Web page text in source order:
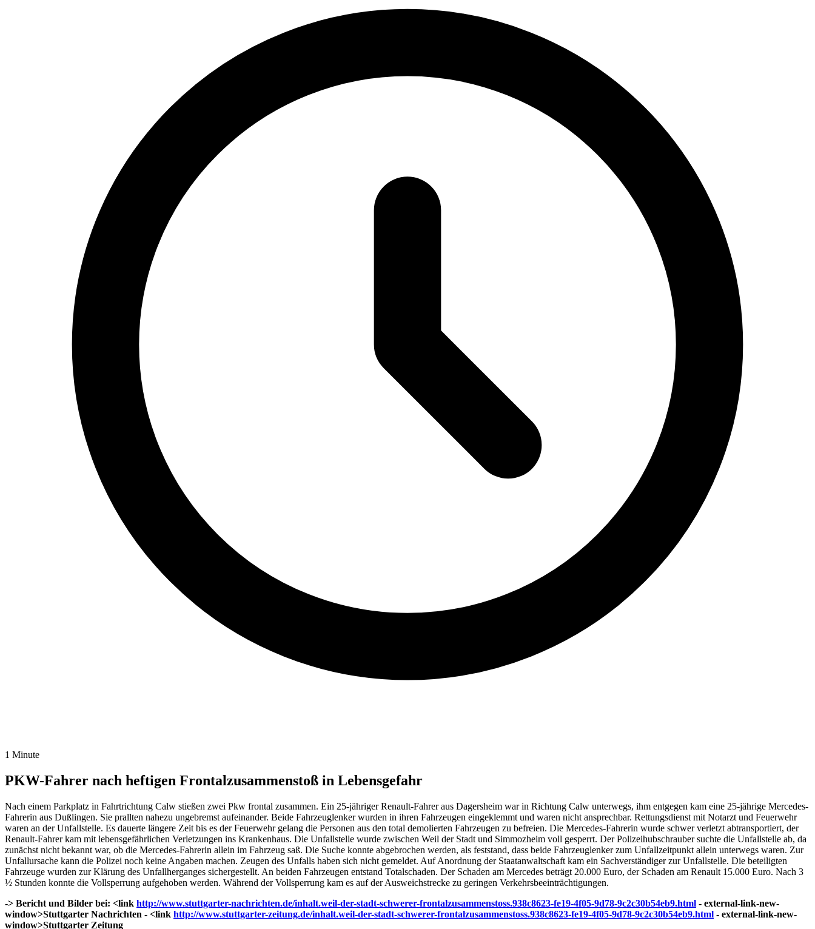
1 Minute
PKW-Fahrer nach heftigen Frontalzusammenstoß in Lebensgefahr
Nach einem Parkplatz in Fahrtrichtung Calw stießen zwei Pkw frontal zusammen. Ein 25-jähriger Renault-Fahrer aus Dagersheim war in Richtung Calw unterwegs, ihm entgegen kam eine 25-jährige Mercedes-
Fahrerin aus Dußlingen. Sie prallten nahezu ungebremst aufeinander. Beide Fahrzeuglenker wurden in ihren Fahrzeugen eingeklemmt und waren nicht ansprechbar. Rettungsdienst mit Notarzt und Feuerwehr
waren an der Unfallstelle. Es dauerte längere Zeit bis es der Feuerwehr gelang die Personen aus den total demolierten Fahrzeugen zu befreien. Die Mercedes-Fahrerin wurde schwer verletzt abtransportiert, der
Renault-Fahrer kam mit lebensgefährlichen Verletzungen ins Krankenhaus. Die Unfallstelle wurde zwischen Weil der Stadt und Simmozheim voll gesperrt. Der Polizeihubschrauber suchte die Unfallstelle ab, da
zunächst nicht bekannt war, ob die Mercedes-Fahrerin allein im Fahrzeug saß. Die Suche konnte abgebrochen werden, als feststand, dass beide Fahrzeuglenker zum Unfallzeitpunkt allein unterwegs waren. Zur
Unfallursache kann die Polizei noch keine Angaben machen. Zeugen des Unfalls haben sich nicht gemeldet. Auf Anordnung der Staatanwaltschaft kam ein Sachverständiger zur Unfallstelle. Die beteiligten
Fahrzeuge wurden zur Klärung des Unfallherganges sichergestellt. An beiden Fahrzeugen entstand Totalschaden. Der Schaden am Mercedes beträgt 20.000 Euro, der Schaden am Renault 15.000 Euro. Nach 3
½ Stunden konnte die Vollsperrung aufgehoben werden. Während der Vollsperrung kam es auf der Ausweichstrecke zu geringen Verkehrsbeeinträchtigungen.
-> Bericht und Bilder bei: <link http://www.stuttgarter-nachrichten.de/inhalt.weil-der-stadt-schwerer-frontalzusammenstoss.938c8623-fe19-4f05-9d78-9c2c30b54eb9.html - external-link-new-
window>Stuttgarter Nachrichten - <link http://www.stuttgarter-zeitung.de/inhalt.weil-der-stadt-schwerer-frontalzusammenstoss.938c8623-fe19-4f05-9d78-9c2c30b54eb9.html - external-link-new-
window>Stuttgarter Zeitung